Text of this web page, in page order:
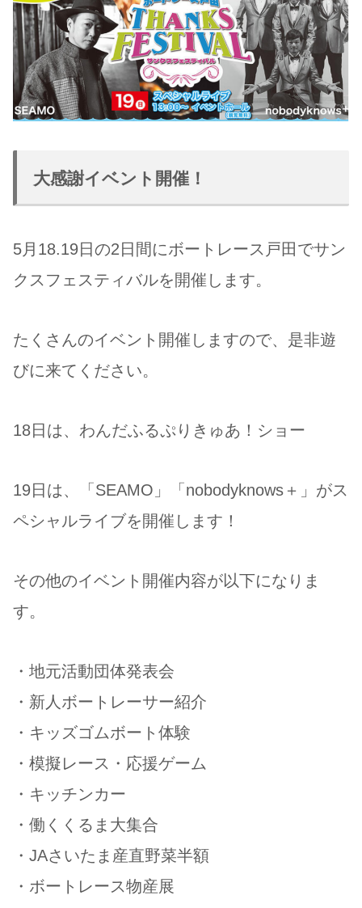
大感謝イベント開催！
5月18.19日の2日間にボートレース戸田でサン
クスフェスティバルを開催します。
たくさんのイベント開催しますので、是非遊
びに来てください。
18日は、わんだふるぷりきゅあ！ショー
19日は、「SEAMO」「nobodyknows＋」がス
ペシャルライブを開催します！
その他のイベント開催内容が以下になりま
す。
・地元活動団体発表会
・新人ボートレーサー紹介
・キッズゴムボート体験
・模擬レース・応援ゲーム
・キッチンカー
・働くくるま大集合
・JAさいたま産直野菜半額
・ボートレース物産展